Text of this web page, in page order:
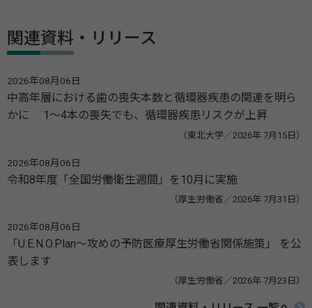
関連資料・リリース
2026年08月06日
中高年層における歯の喪失本数と循環器疾患の関連を明ら
かに 1～4本の喪失でも、循環器疾患リスクが上昇
（東北大学／2026年 7月15日）
2026年08月06日
令和8年度「全国労働衛生週間」を10月に実施
（厚生労働省／2026年 7月31日）
2026年08月06日
「U.E.N.O.Plan～攻めの予防医療厚生労働省関係施策」 を公
表します
（厚生労働省／2026年 7月23日）